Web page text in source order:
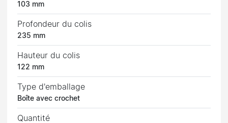
103 mm
Profondeur du colis
235 mm
Hauteur du colis
122 mm
Type d'emballage
Boîte avec crochet
Quantité